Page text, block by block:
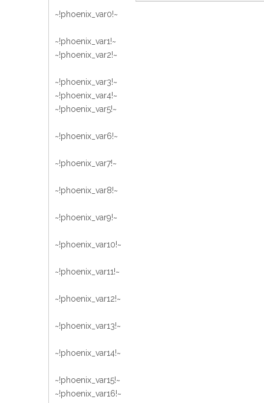
~!phoenix_var0!~
~!phoenix_var1!~
~!phoenix_var2!~
~!phoenix_var3!~
~!phoenix_var4!~
~!phoenix_var5!~
~!phoenix_var6!~
~!phoenix_var7!~
~!phoenix_var8!~
~!phoenix_var9!~
~!phoenix_var10!~
~!phoenix_var11!~
~!phoenix_var12!~
~!phoenix_var13!~
~!phoenix_var14!~
~!phoenix_var15!~
~!phoenix_var16!~